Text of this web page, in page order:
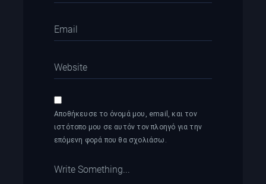
Αποθήκευσε το όνομά μου, email, και τον
ιστότοπο μου σε αυτόν τον πλοηγό για την
επόμενη φορά που θα σχολιάσω.